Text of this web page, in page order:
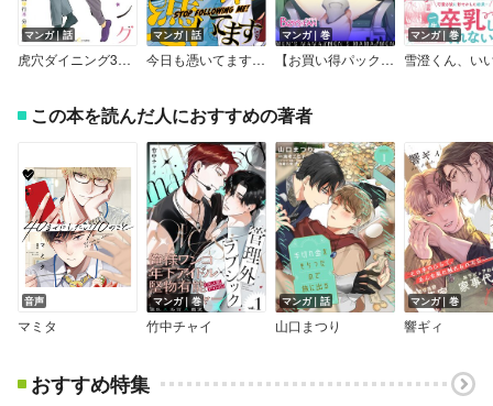
マンガ｜話
虎穴ダイニング3【単行本 分冊版】
マンガ｜話
今日も憑いてます【単話売】
マンガ｜巻
【お買い得パック】「できちゃった男子」詰め合わせ 5作品セット vol.1
マンガ｜巻
この本を読んだ人におすすめの著者
音声
マミタ
マンガ｜巻
竹中チャイ
マンガ｜話
山口まつり
マンガ｜巻
響ギィ
おすすめ特集